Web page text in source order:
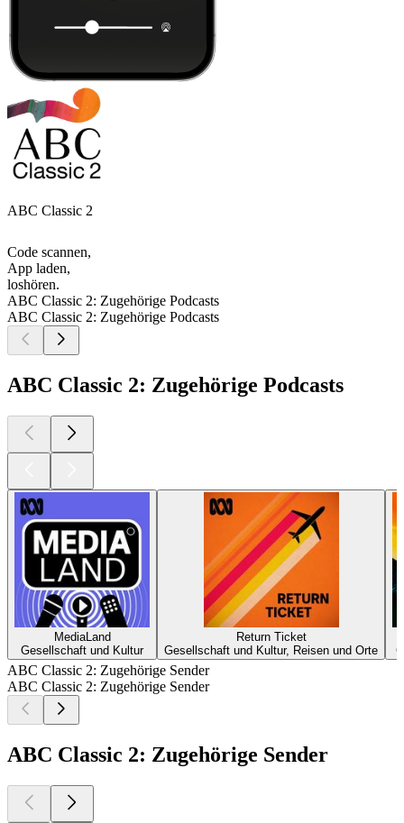
ABC Classic 2
Code scannen,
App laden,
loshören.
ABC Classic 2: Zugehörige Podcasts
ABC Classic 2: Zugehörige Podcasts
ABC Classic 2: Zugehörige Podcasts
MediaLand
Gesellschaft und Kultur
Return Ticket
Gesellschaft und Kultur, Reisen und Orte
ABC Classic 2: Zugehörige Sender
ABC Classic 2: Zugehörige Sender
ABC Classic 2: Zugehörige Sender